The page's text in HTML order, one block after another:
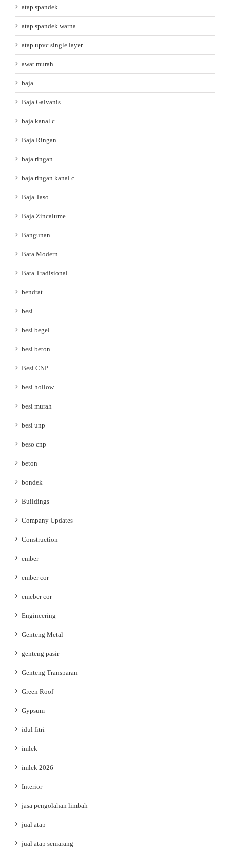
atap spandek
atap spandek warna
atap upvc single layer
awat murah
baja
Baja Galvanis
baja kanal c
Baja Ringan
baja ringan
baja ringan kanal c
Baja Taso
Baja Zincalume
Bangunan
Bata Modern
Bata Tradisional
bendrat
besi
besi begel
besi beton
Besi CNP
besi hollow
besi murah
besi unp
beso cnp
beton
bondek
Buildings
Company Updates
Construction
ember
ember cor
emeber cor
Engineering
Genteng Metal
genteng pasir
Genteng Transparan
Green Roof
Gypsum
idul fitri
imlek
imlek 2026
Interior
jasa pengolahan limbah
jual atap
jual atap semarang